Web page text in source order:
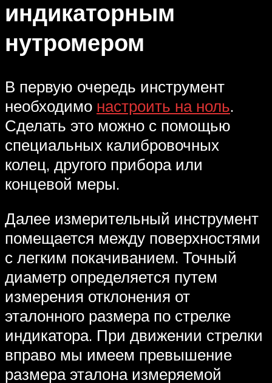
индикаторным
нутромером
В первую очередь инструмент
необходимо настроить на ноль.
Сделать это можно с помощью
специальных калибровочных
колец, другого прибора или
концевой меры.
Далее измерительный инструмент
помещается между поверхностями
с легким покачиванием. Точный
диаметр определяется путем
измерения отклонения от
эталонного размера по стрелке
индикатора. При движении стрелки
вправо мы имеем превышение
размера эталона измеряемой